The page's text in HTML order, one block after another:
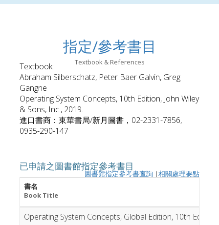
指定/參考書目
Textbook & References
Textbook:
Abraham Silberschatz, Peter Baer Galvin, Greg
Gangne
Operating System Concepts, 10th Edition, John Wiley
& Sons, Inc., 2019.
進口書商：東華書局/新月圖書，02-2331-7856,
0935-290-147
已申請之圖書館指定參考書目
圖書館指定參考書查詢 |相關處理要點
書名
Book Title
Operating System Concepts, Global Edition, 10th Edition